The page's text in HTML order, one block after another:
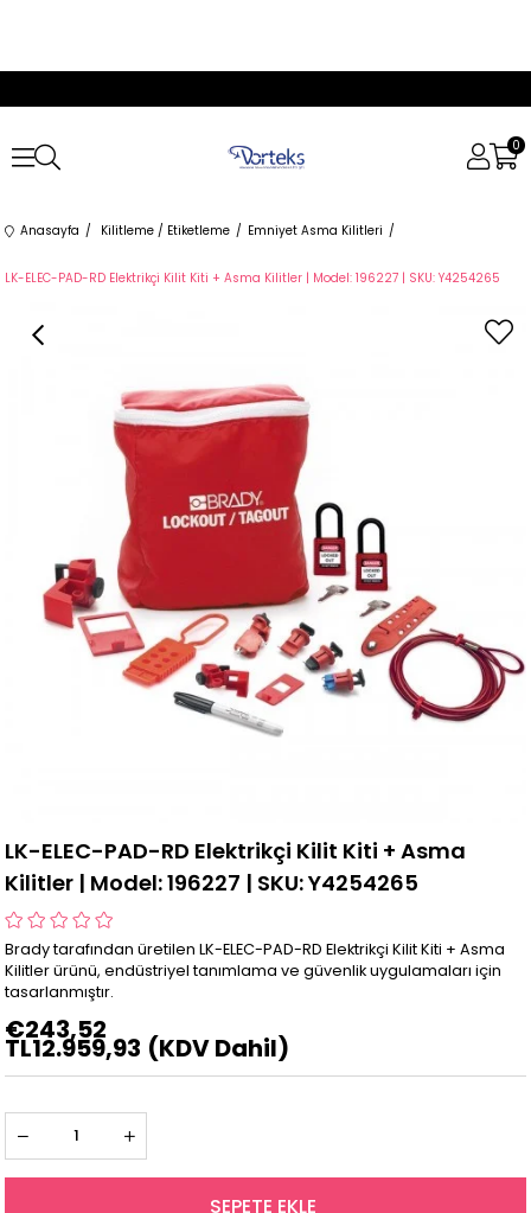
0
Anasayfa Kilitleme / Etiketleme Emniyet Asma Kilitleri
LK-ELEC-PAD-RD Elektrikçi Kilit Kiti + Asma Kilitler | Model: 196227 | SKU: Y4254265
LK-ELEC-PAD-RD Elektrikçi Kilit Kiti + Asma
Kilitler | Model: 196227 | SKU: Y4254265
Brady tarafından üretilen LK-ELEC-PAD-RD Elektrikçi Kilit Kiti + Asma
Kilitler ürünü, endüstriyel tanımlama ve güvenlik uygulamaları için
tasarlanmıştır.
€243,52
TL12.959,93 (KDV Dahil)